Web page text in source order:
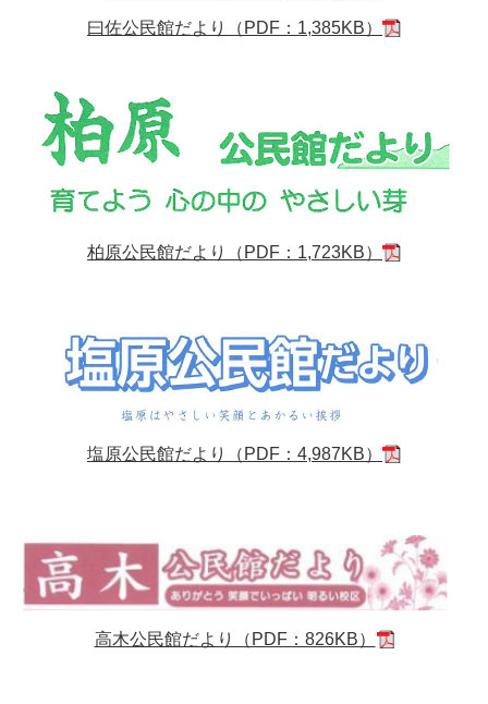
曰佐公民館だより（PDF：1,385KB）
柏原公民館だより（PDF：1,723KB）
塩原公民館だより（PDF：4,987KB）
高木公民館だより（PDF：826KB）